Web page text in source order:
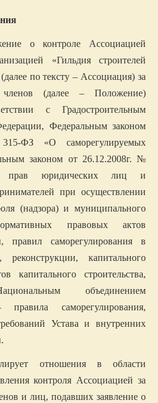
о контроле Ассоциацией
«Гильдия строителей
по тексту – Ассоциация) за
членов (далее – Положение)
с Градостроительным
Федеральным законом
ФЗ «О саморегулируемых
законом от 26.12.2008г. №
юридических лиц и
при осуществлении
(надзора) и муниципального
правовых актов
правил саморегулирования в
реконструкции, капитального
капитального строительства,
объединением
саморегулирования,
Устава и внутренних
отношения в области
контроля Ассоциацией за
и лиц, подавших заявление о